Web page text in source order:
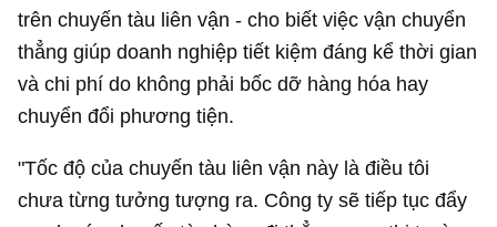
trên chuyến tàu liên vận - cho biết việc vận chuyển
thẳng giúp doanh nghiệp tiết kiệm đáng kể thời gian
và chi phí do không phải bốc dỡ hàng hóa hay
chuyển đổi phương tiện.
"Tốc độ của chuyến tàu liên vận này là điều tôi
chưa từng tưởng tượng ra. Công ty sẽ tiếp tục đẩy